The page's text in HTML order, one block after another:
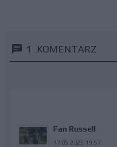
1 KOMENTARZ
Fan Russell
17.05.2025 19:57